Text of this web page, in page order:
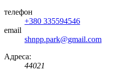
телефон
+380 335594546
email
shnpp.park@gmail.com
Адреса:
44021